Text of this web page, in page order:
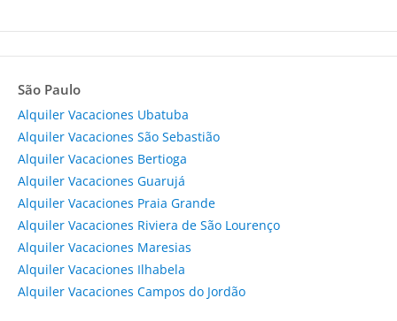
São Paulo
Alquiler Vacaciones Ubatuba
Alquiler Vacaciones São Sebastião
Alquiler Vacaciones Bertioga
Alquiler Vacaciones Guarujá
Alquiler Vacaciones Praia Grande
Alquiler Vacaciones Riviera de São Lourenço
Alquiler Vacaciones Maresias
Alquiler Vacaciones Ilhabela
Alquiler Vacaciones Campos do Jordão